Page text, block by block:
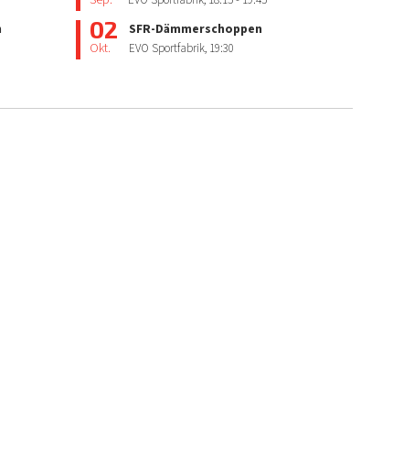
02
Okt.
SFR-Dämmerschoppen
EVO Sportfabrik, 19:30